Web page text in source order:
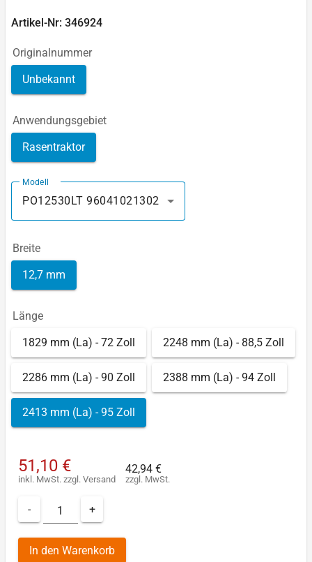
Artikel-Nr: 346924
Originalnummer
Unbekannt
Anwendungsgebiet
Rasentraktor
Modell
PO12530LT 96041021302
Breite
12,7 mm
Länge
1829 mm (La) - 72 Zoll 2248 mm (La) - 88,5 Zoll
2286 mm (La) - 90 Zoll 2388 mm (La) - 94 Zoll
2413 mm (La) - 95 Zoll
51,10 €
inkl. MwSt. zzgl. Versand
42,94 €
zzgl. MwSt.
- +
In den Warenkorb